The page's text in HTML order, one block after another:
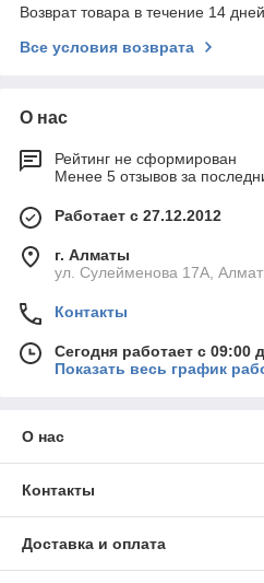
Возврат товара в течение 14
Все условия возврата
О нас
Рейтинг не сформирован
Менее 5 отзывов за
Работает с 27.12.2012
г. Алматы
ул. Сулейменова 17А,
Контакты
Сегодня работает с 09:00
Показать весь график
О нас
Контакты
Доставка и оплата